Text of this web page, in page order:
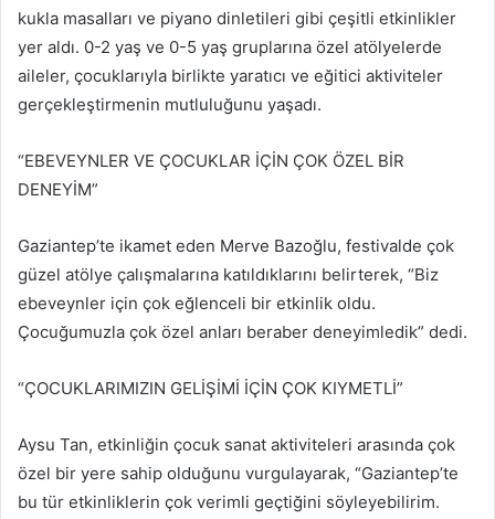
kukla masalları ve piyano dinletileri gibi çeşitli etkinlikler
yer aldı. 0-2 yaş ve 0-5 yaş gruplarına özel atölyelerde
aileler, çocuklarıyla birlikte yaratıcı ve eğitici aktiviteler
gerçekleştirmenin mutluluğunu yaşadı.
“EBEVEYNLER VE ÇOCUKLAR İÇİN ÇOK ÖZEL BİR
DENEYİM”
Gaziantep’te ikamet eden Merve Bazoğlu, festivalde çok
güzel atölye çalışmalarına katıldıklarını belirterek, “Biz
ebeveynler için çok eğlenceli bir etkinlik oldu.
Çocuğumuzla çok özel anları beraber deneyimledik” dedi.
“ÇOCUKLARIMIZIN GELİŞİMİ İÇİN ÇOK KIYMETLİ”
Aysu Tan, etkinliğin çocuk sanat aktiviteleri arasında çok
özel bir yere sahip olduğunu vurgulayarak, “Gaziantep’te
bu tür etkinliklerin çok verimli geçtiğini söyleyebilirim.